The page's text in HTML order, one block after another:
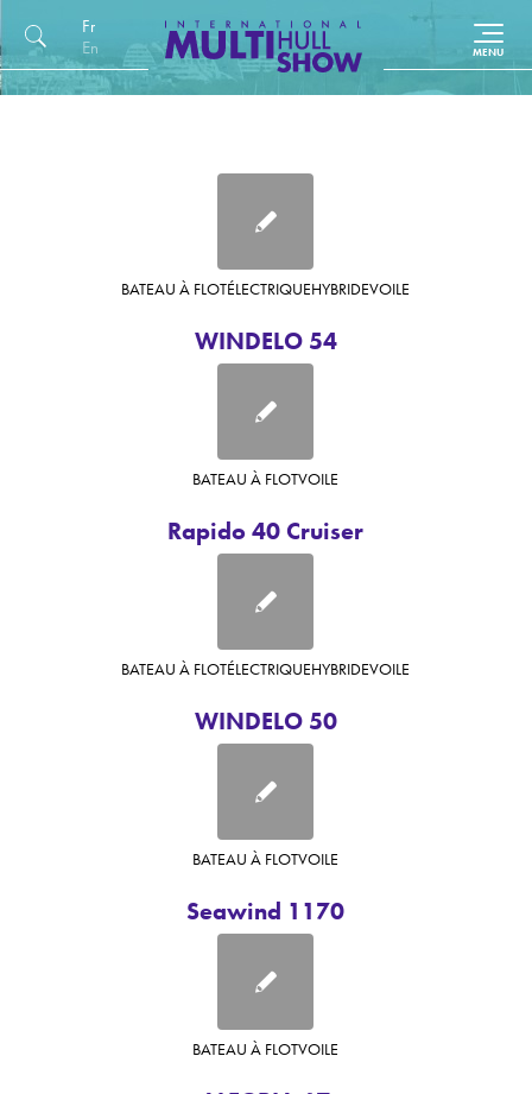
Français
English (UK)
WINDELO 54
BATEAU À FLOTÉLECTRIQUEHYBRIDEVOILE
Rapido 40 Cruiser
BATEAU À FLOTVOILE
WINDELO 50
BATEAU À FLOTÉLECTRIQUEHYBRIDEVOILE
Seawind 1170
BATEAU À FLOTVOILE
BATEAU À FLOTVOILE